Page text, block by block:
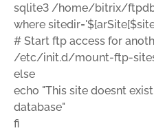
sqlite3 /home/bitrix/
where
# Start ftp access for
/etc/init.d/mount-ftp-
else
echo "This site doesnt
database"
fi